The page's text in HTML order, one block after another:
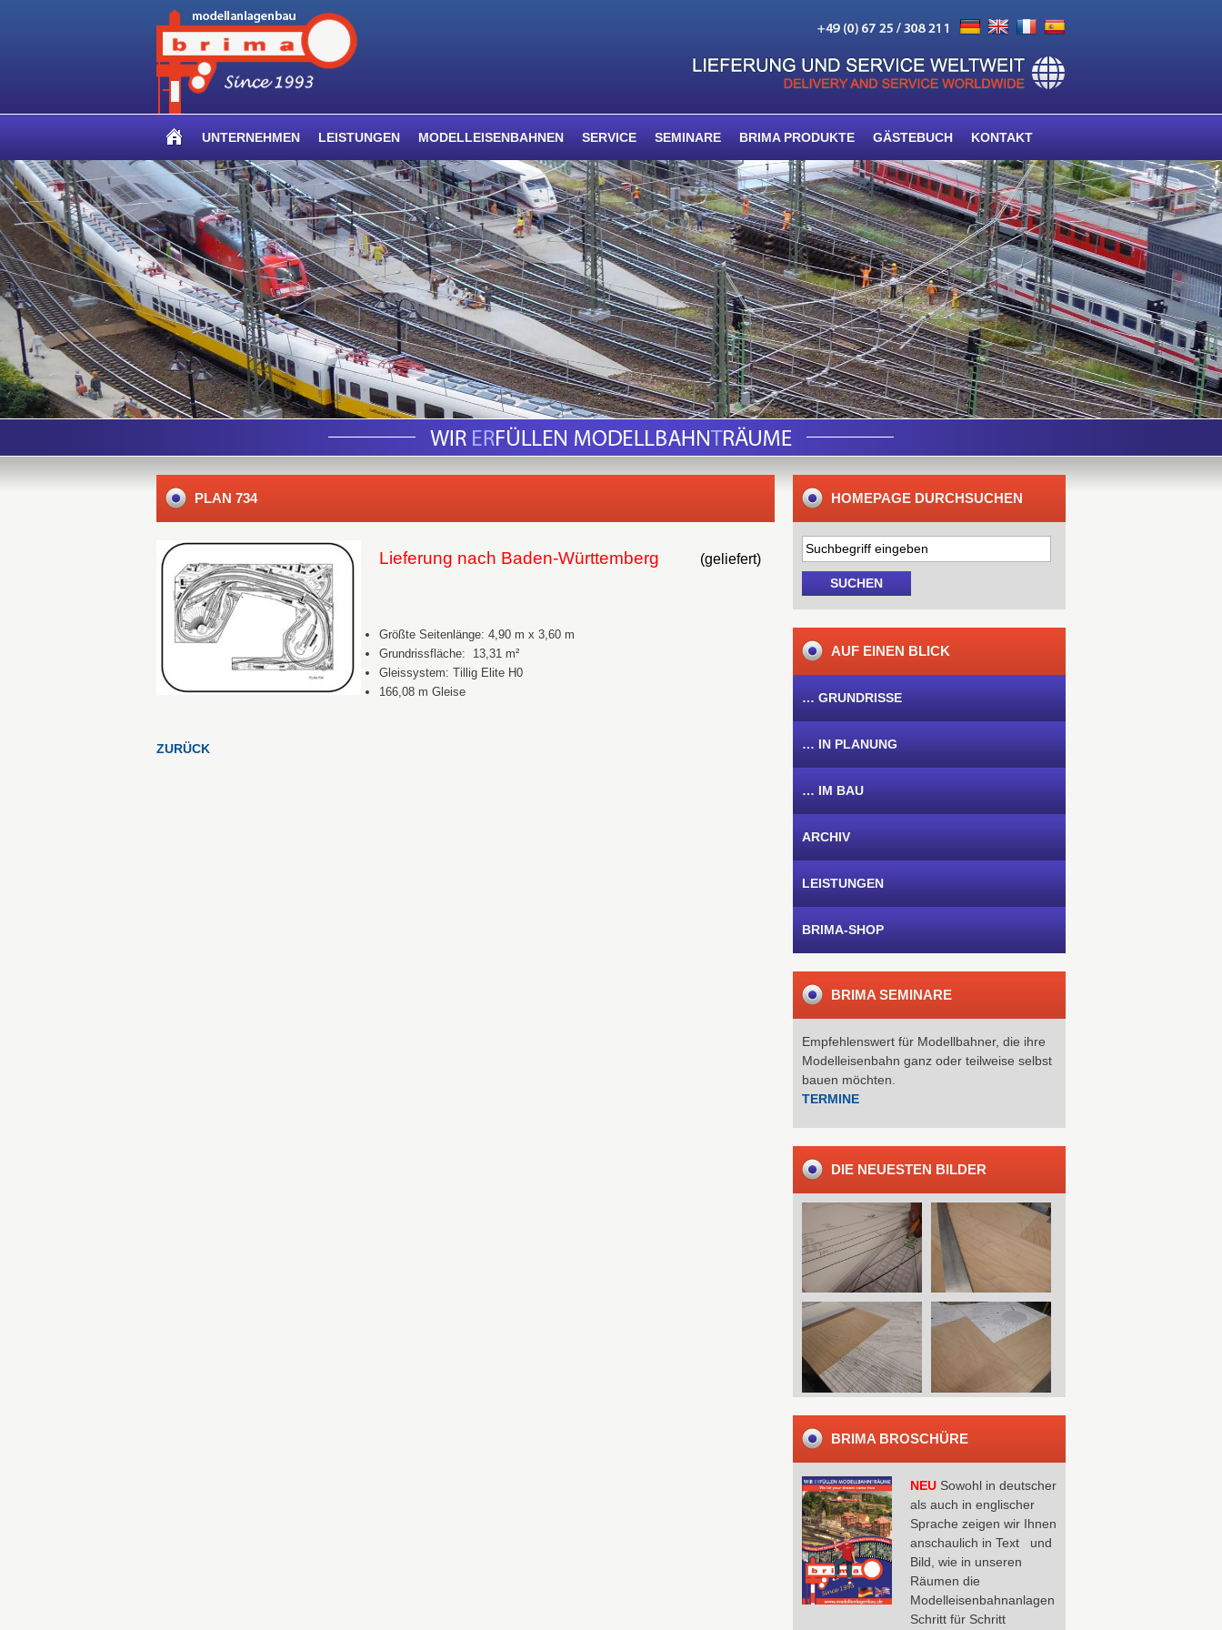
UNTERNEHMEN LEISTUNGEN MODELLEISENBAHNEN SERVICE SEMINARE BRIMA PRODUKTE GÄSTEBUCH KONTAKT
PLAN 734
Lieferung nach Baden-Württemberg (geliefert)
Größte Seitenlänge: 4,90 m x 3,60 m
Grundrissfläche: 13,31 m²
Gleissystem: Tillig Elite H0
166,08 m Gleise
ZURÜCK
HOMEPAGE DURCHSUCHEN
AUF EINEN BLICK
… GRUNDRISSE
… IN PLANUNG
… IM BAU
ARCHIV
LEISTUNGEN
BRIMA-SHOP
BRIMA SEMINARE
Empfehlenswert für Modellbahner, die ihre
Modelleisenbahn ganz oder teilweise selbst
bauen möchten.
TERMINE
DIE NEUESTEN BILDER
BRIMA BROSCHÜRE
NEU Sowohl in deutscher
als auch in englischer
Sprache zeigen wir Ihnen
anschaulich in Text und
Bild, wie in unseren
Räumen die
Modelleisenbahnanlagen
Schritt für Schritt